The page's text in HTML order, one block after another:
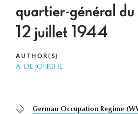
quartier-général
12 juillet 1944
AUTHOR(S)
A. DE JONGHE
German Occupation Regime